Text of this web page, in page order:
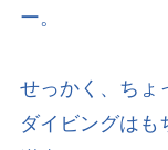
ー。
せっかく、ちょ
ダイビングはも